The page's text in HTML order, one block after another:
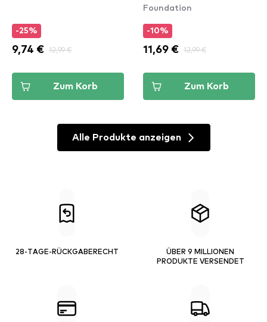
-25%
9,74 € 12,99 €
Zum Korb
Foundation
-10%
11,69 € 12,99 €
Zum Korb
Alle Produkte anzeigen
28-TAGE-RÜCKGABERECHT
ÜBER 9 MILLIONEN
PRODUKTE VERSENDET